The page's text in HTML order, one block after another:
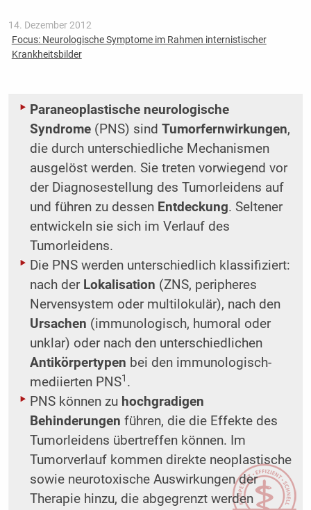
14. Dezember 2012
Focus: Neurologische Symptome im Rahmen internistischer
Krankheitsbilder
Paraneoplastische neurologische
Syndrome (PNS) sind Tumorfernwirkungen,
die durch unterschiedliche Mechanismen
ausgelöst werden. Sie treten vorwiegend vor
der Diagnosestellung des Tumorleidens auf
und führen zu dessen Entdeckung. Seltener
entwickeln sie sich im Verlauf des
Tumorleidens.
Die PNS werden unterschiedlich klassifiziert:
nach der Lokalisation (ZNS, peripheres
Nervensystem oder multilokulär), nach den
Ursachen (immunologisch, humoral oder
unklar) oder nach den unterschiedlichen
Antikörpertypen bei den immunologisch-
mediierten PNS1 .
PNS können zu hochgradigen
Behinderungen führen, die die Effekte des
Tumorleidens übertreffen können. Im
Tumorverlauf kommen direkte neoplastische
sowie neurotoxische Auswirkungen der
Therapie hinzu, die abgegrenzt werden